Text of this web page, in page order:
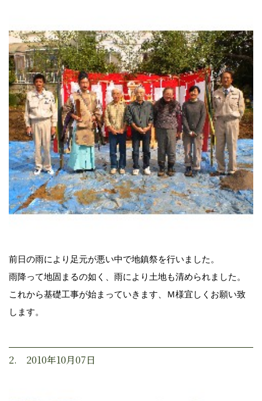
前日の雨により足元が悪い中で地鎮祭を行いました。
雨降って地固まるの如く、雨により土地も清められました。
これから基礎工事が始まっていきます、Ｍ様宜しくお願い致
します。
2. 2010年10月07日